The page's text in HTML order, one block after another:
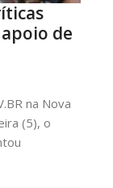
de
na Nova
(5), o